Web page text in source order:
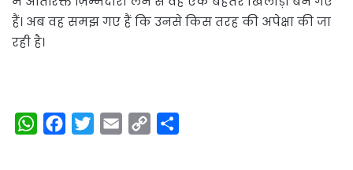
हैं। अब वह समझ गए हैं कि उनसे किस तरह की अपेक्षा की जा
रही है।
W